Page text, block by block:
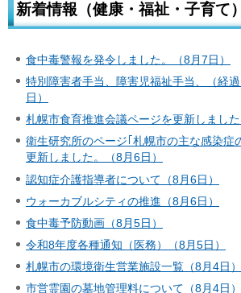
新着情報（健康・福祉・子育て）
食中毒警報を発令しました。（8月7日）
特別障害者手当、障害児福祉手当、（経
日）
札幌市食育推進会議ページを更新しました
衛生研究所のページ｢札幌市の主な感染症
更新しました。（8月6日）
認知症介護指導者について（8月6日）
ウォーカブルシティの推進（8月6日）
食中毒予防動画（8月5日）
令和8年度各種通知（医務）（8月5日）
札幌市の環境衛生営業施設一覧（8月4日）
市営霊園の墓地管理料について（8月4日）